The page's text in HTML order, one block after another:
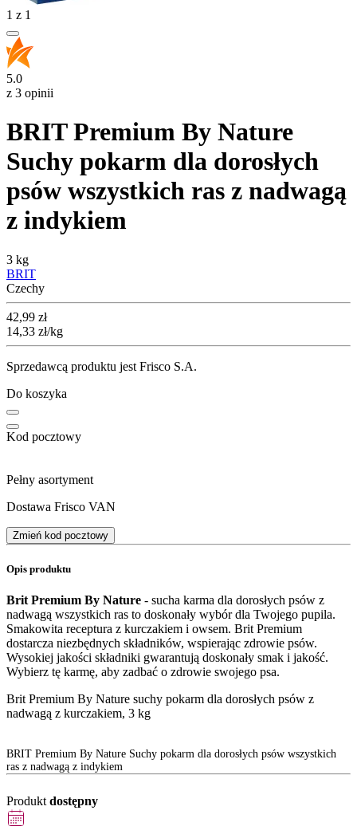
1 z 1
5.0
z 3 opinii
BRIT Premium By Nature
Suchy pokarm dla dorosłych
psów wszystkich ras z nadwagą
z indykiem
3 kg
BRIT
Czechy
Cena
42,99 zł
14,33 zł/kg
Sprzedawcą produktu jest Frisco S.A.
Do koszyka
Kod pocztowy
Pełny asortyment
Dostawa Frisco VAN
Zmień kod pocztowy
Opis produktu
Brit Premium By Nature - sucha karma dla dorosłych psów z
nadwagą wszystkich ras to doskonały wybór dla Twojego pupila.
Smakowita receptura z kurczakiem i owsem. Brit Premium
dostarcza niezbędnych składników, wspierając zdrowie psów.
Wysokiej jakości składniki gwarantują doskonały smak i jakość.
Wybierz tę karmę, aby zadbać o zdrowie swojego psa.
Brit Premium By Nature suchy pokarm dla dorosłych psów z
nadwagą z kurczakiem, 3 kg
BRIT Premium By Nature Suchy pokarm dla dorosłych psów wszystkich
ras z nadwagą z indykiem
Produkt dostępny